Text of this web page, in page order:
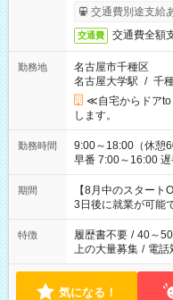
交通費別途支給
交通費 交通費全額
勤務地
名古屋市千種区
名古屋大学駅 / 千
≪自宅からドア
します。
勤務時間
9:00～18:00（休憩60分） ■ご希望があれば下記
早番 7:00～16:00 遅
と休みを合わせた
「できれば残業は
ね。 ※Wワーク希望の方へ 今ご覧のお仕事で希望する勤務時間
と、もう1つのお仕
合は応募できません
期間
【8月中のスター
3日後に就業が可能
特徴 履歴書不要 / 40～
上の大量募集 / 電話
気になる！